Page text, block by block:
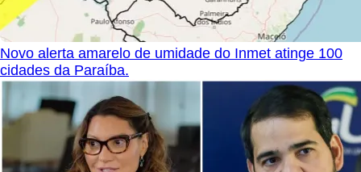
Novo alerta amarelo de umidade do Inmet atinge 100
cidades da Paraíba.